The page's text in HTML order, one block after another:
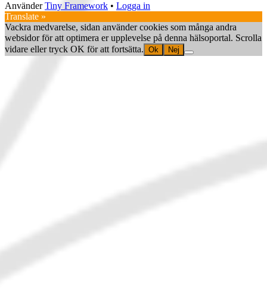
AnvänderTiny Framework • Logga in
Translate »
Vackra medvarelse, sidan använder cookies som många andra
websidor för att optimera er upplevelse på denna hälsoportal. Scrolla
vidare eller tryck OK för att fortsätta. Ok Nej